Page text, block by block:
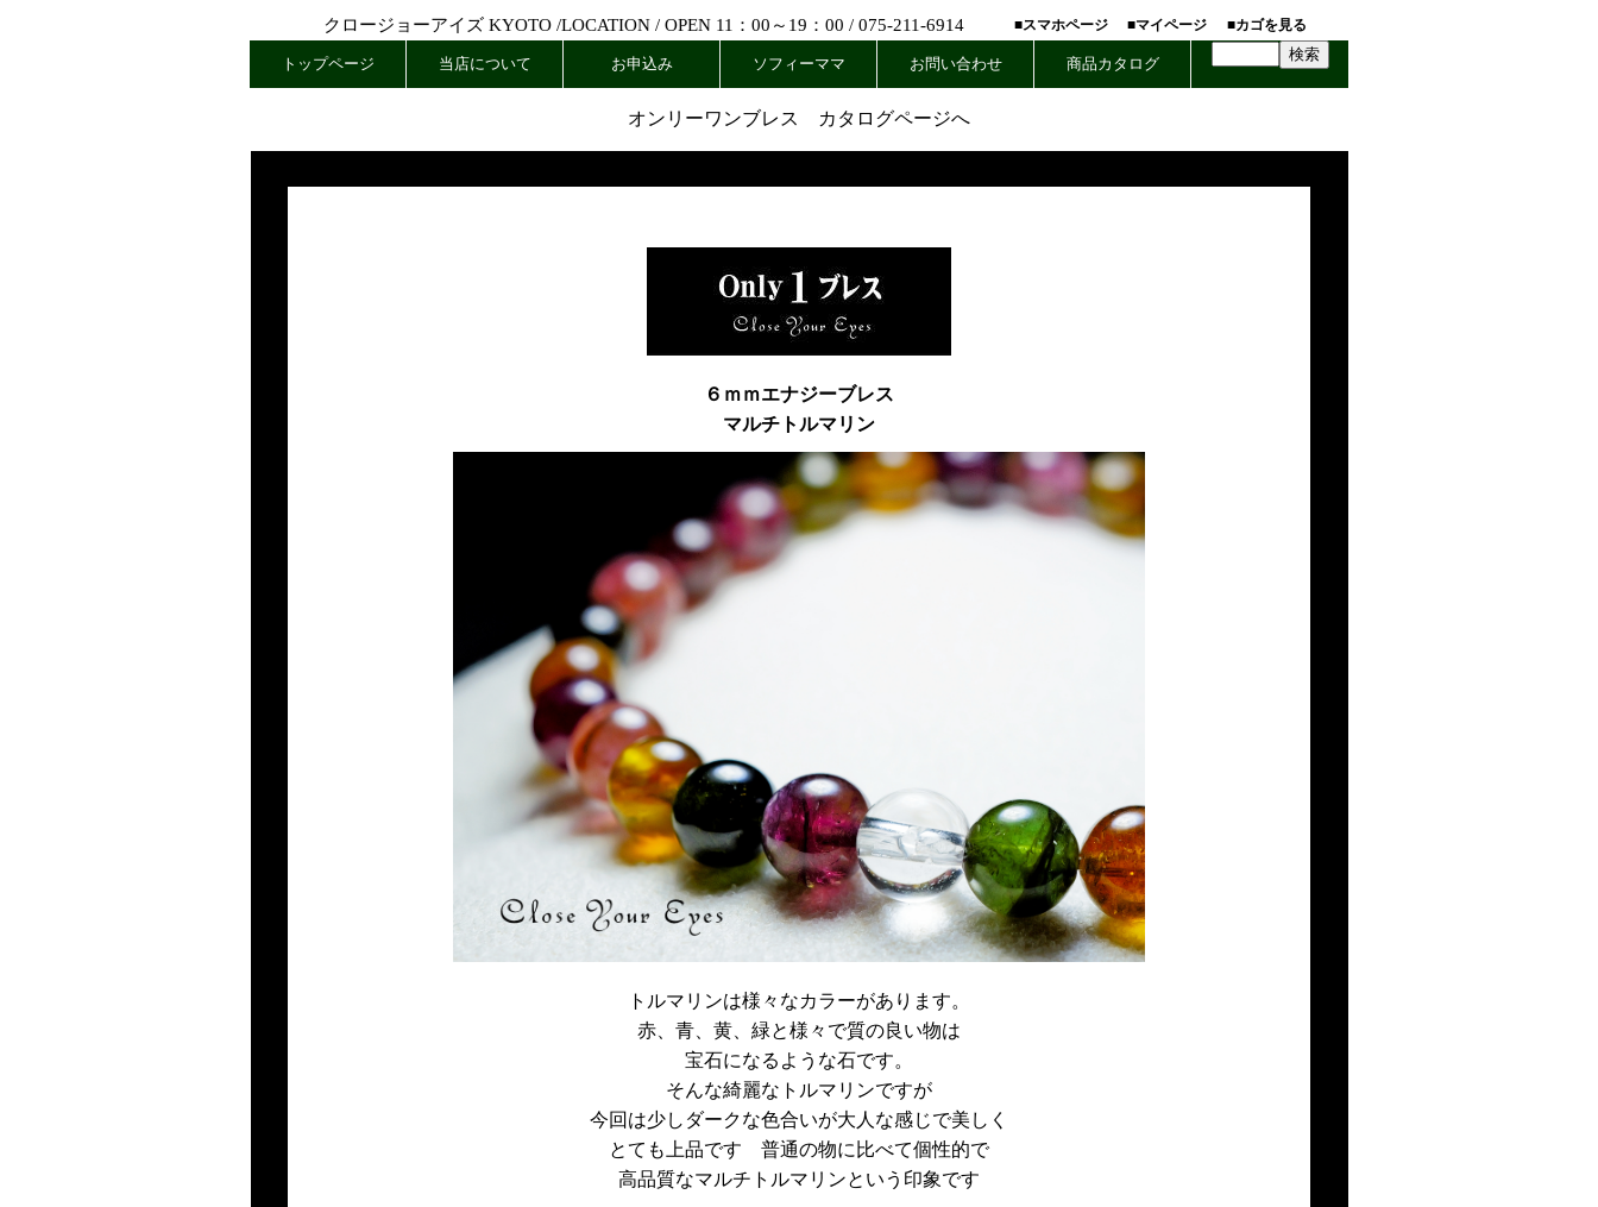
クロージョーアイズ KYOTO /LOCATION/ OPEN 11：00～19：00 / 075-211-6914 ■スマホページ ■マイページ ■カゴを見る
トップページ 当店について お申込み ソフィーママ お問い合わせ 商品カタログ
オンリーワンブレス カタログページへ
６ｍｍエナジーブレス
マルチトルマリン
トルマリンは様々なカラーがあります。
赤、青、黄、緑と様々で質の良い物は
宝石になるような石です。
そんな綺麗なトルマリンですが
今回は少しダークな色合いが大人な感じで美しく
とても上品です 普通の物に比べて個性的で
高品質なマルチトルマリンという印象です